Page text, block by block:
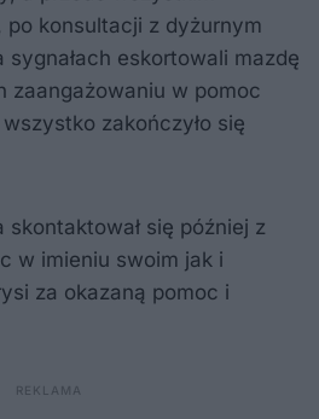
po konsultacji z dyżurnym
sygnałach eskortowali mazdę
zaangażowaniu w pomoc
zakończyło się
się później z
w imieniu swoim jak i
za okazaną pomoc i